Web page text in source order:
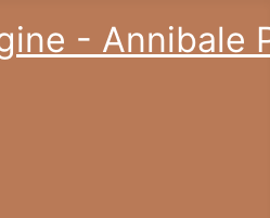
- Annibale